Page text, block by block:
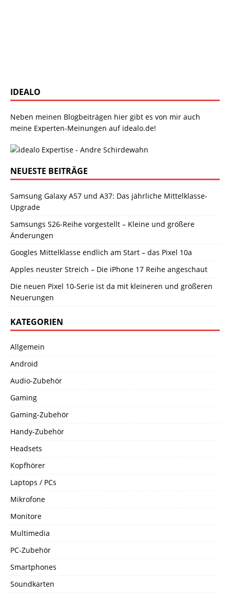
IDEALO
Neben meinen Blogbeiträgen hier gibt es von mir auch
meine Experten-Meinungen auf idealo.de!
NEUESTE BEITRÄGE
Samsung Galaxy A57 und A37: Das jährliche Mittelklasse-
Upgrade
Samsungs S26-Reihe vorgestellt – Kleine und größere
Änderungen
Googles Mittelklasse endlich am Start – das Pixel 10a
Apples neuster Streich – Die iPhone 17 Reihe angeschaut
Die neuen Pixel 10-Serie ist da mit kleineren und größeren
Neuerungen
KATEGORIEN
Allgemein
Android
Audio-Zubehör
Gaming
Gaming-Zubehör
Handy-Zubehör
Headsets
Kopfhörer
Laptops / PCs
Mikrofone
Monitore
Multimedia
PC-Zubehör
Smartphones
Soundkarten